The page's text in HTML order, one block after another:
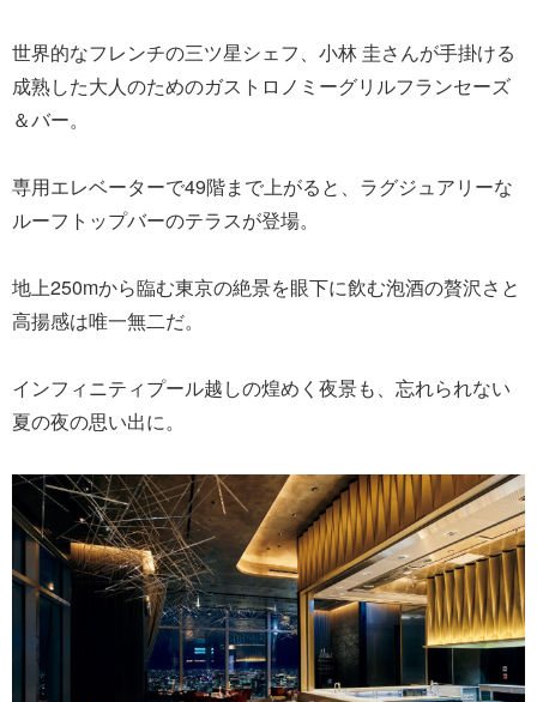
世界的なフレンチの三ツ星シェフ、小林 圭さんが手掛ける
成熟した大人のためのガストロノミーグリルフランセーズ
＆バー。
専用エレベーターで49階まで上がると、ラグジュアリーな
ルーフトップバーのテラスが登場。
地上250mから臨む東京の絶景を眼下に飲む泡酒の贅沢さと
高揚感は唯一無二だ。
インフィニティプール越しの煌めく夜景も、忘れられない
夏の夜の思い出に。